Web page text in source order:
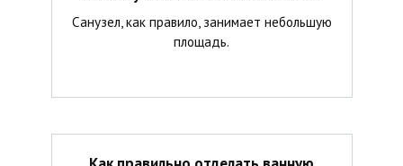
Санузел, как правило, занимает небольшую
площадь.